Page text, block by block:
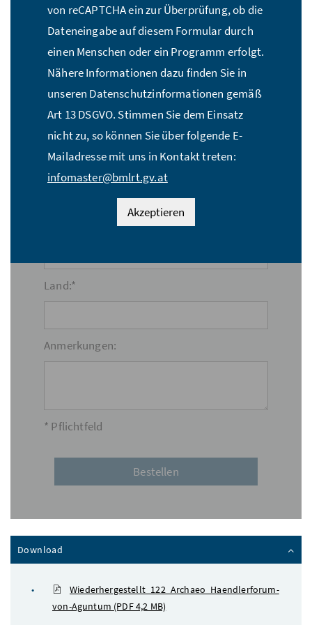
von reCAPTCHA ein zur Überprüfung, ob die
Dateneingabe auf diesem Formular durch
einen Menschen oder ein Programm erfolgt.
Nähere Informationen dazu finden Sie in
unseren Datenschutzinformationen gemäß
Art 13 DSGVO. Stimmen Sie dem Einsatz
nicht zu, so können Sie über folgende E-
Mailadresse mit uns in Kontakt treten:
infomaster@bmlrt.gv.at
Akzeptieren
E-Mail Adresse:*
PLZ:*
Land:*
Anmerkungen:
* Pflichtfeld
Download
Wiederhergestellt_122_Archaeo_Haendlerforum-
von-Aguntum (PDF 4,2 MB)